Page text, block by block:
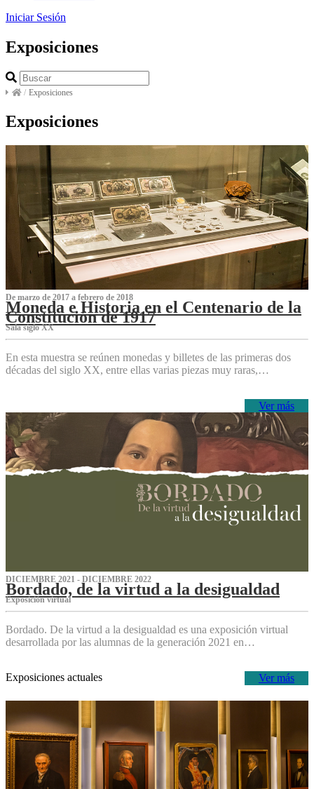
Iniciar Sesión
Exposiciones
/ Exposiciones
Exposiciones
De marzo de 2017 a febrero de 2018
Moneda e Historia en el Centenario de la
Constitución de 1917
Sala siglo XX
En esta muestra se reúnen monedas y billetes de las primeras dos
décadas del siglo XX, entre ellas varias piezas muy raras,…
Ver más
DICIEMBRE 2021 - DICIEMBRE 2022
Bordado, de la virtud a la desigualdad
Exposición virtual‌
Bordado. De la virtud a la desigualdad es una exposición virtual
desarrollada por las alumnas de la generación 2021 en…
Ver más
Exposiciones actuales